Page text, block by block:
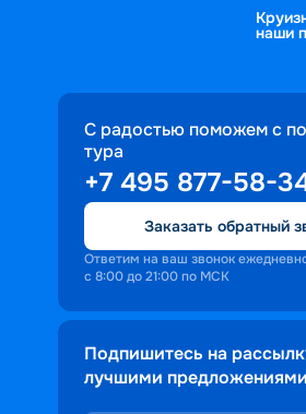
наши
С радостью поможем с
тура
+7 495 877-58-
Заказать обратный
Ответим на ваш звонок
с 8:00 до 21:00 по МСК
Подпишитесь на
лучшими предложениями